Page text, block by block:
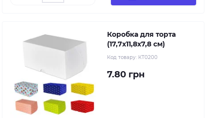
Коробка для торта
(17,7х11,8х7,8 см)
Код товару: КТ0200
7.80 грн